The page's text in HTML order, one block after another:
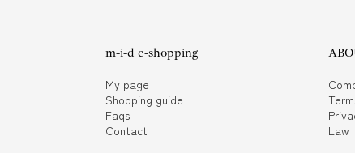
m-i-d e-shopping
My page
Shopping guide
Faqs
Contact
Law